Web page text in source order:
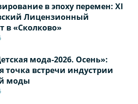
в эпоху перемен: XI
Лицензионный
в «Сколково»
мода-2026. Осень»:
точка встречи индустрии
моды